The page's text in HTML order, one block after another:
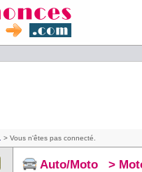
> Vous n'êtes pas connecté.
Auto/Moto >